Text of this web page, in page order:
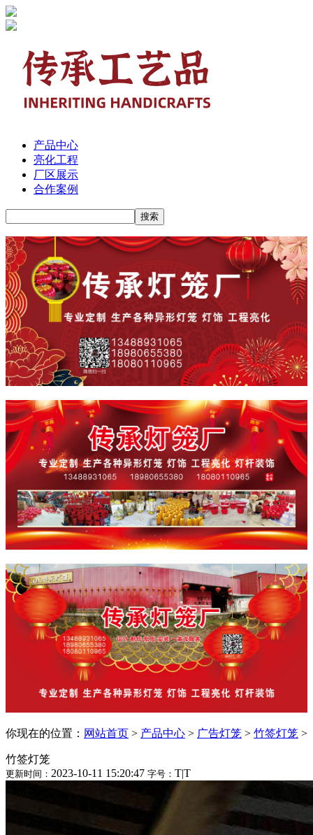
产品中心
亮化工程
厂区展示
合作案例
你现在的位置： 网站首页 > 产品中心 > 广告灯笼 > 竹签灯笼 >
竹签灯笼
更新时间： 2023-10-11 15:20:47 字号： T|T